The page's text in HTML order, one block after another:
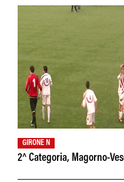
GIRONE N
2^ Categoria, Magorno-